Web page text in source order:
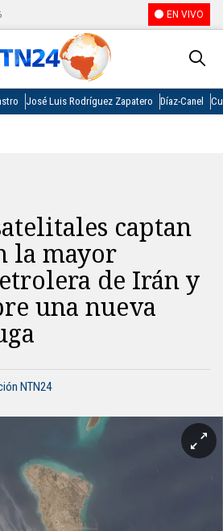
EN VIVO
José Luis Rodríguez Zapatero Díaz-Canel
captan
la mayor
de Irán y
una nueva
NTN24